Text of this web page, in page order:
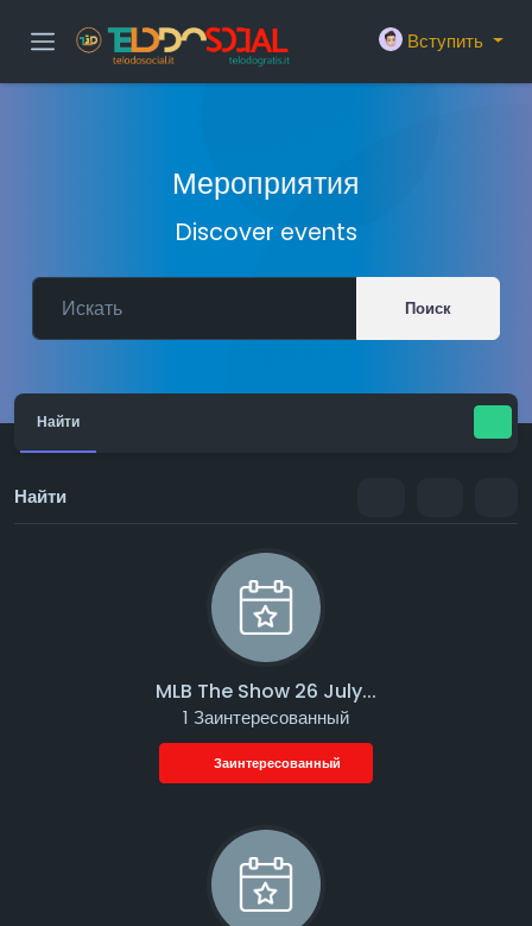
Вступить
Мероприятия
Discover events
Поиск
Найти
Найти
MLB The Show 26 July...
1 Заинтересованный
Заинтересованный